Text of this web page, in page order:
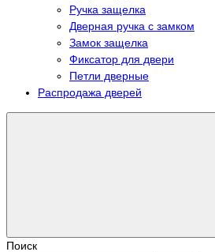
Ручка защелка
Дверная ручка с замком
Замок защелка
Фиксатор для двери
Петли дверные
Распродажа дверей
Поиск